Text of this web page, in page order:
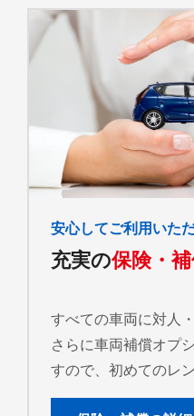
安心してご利用いた
充実の保険・
すべての車両に対人
さらに車両補償オプ
すので、初めてのレ